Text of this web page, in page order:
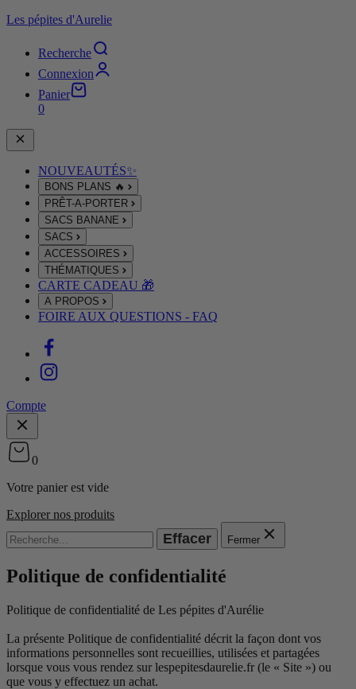
Les pépites d'Aurelie
Recherche
Connexion
Panier
0
NOUVEAUTÉS✨
BONS PLANS 🔥
PRÊT-A-PORTER
SACS BANANE
SACS
ACCESSOIRES
THÉMATIQUES
CARTE CADEAU 🎁
A PROPOS
FOIRE AUX QUESTIONS - FAQ
Compte
0
Votre panier est vide
Explorer nos produits
Effacer Fermer
Politique de confidentialité
Politique de confidentialité de Les pépites d'Aurélie
La présente Politique de confidentialité décrit la façon dont vos
informations personnelles sont recueillies, utilisées et partagées
lorsque vous vous rendez sur lespepitesdaurelie.fr (le « Site ») ou
que vous y effectuez un achat.